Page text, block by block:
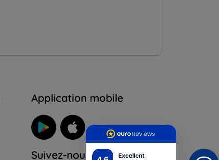
Excellent
Application mobile
Suivez-nous